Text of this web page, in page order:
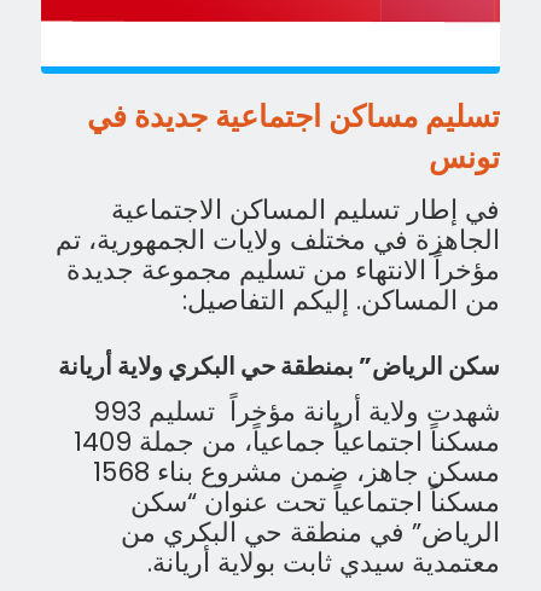
تسليم مساكن اجتماعية جديدة في
تونس
في إطار تسليم المساكن الاجتماعية
الجاهزة في مختلف ولايات الجمهورية، تم
مؤخراً الانتهاء من تسليم مجموعة جديدة
من المساكن. إليكم التفاصيل:
سكن الرياض” بمنطقة حي البكري ولاية أريانة
شهدت ولاية أريانة مؤخراً تسليم 993
مسكناً اجتماعياً جماعياً، من جملة 1409
مسكن جاهز، ضمن مشروع بناء 1568
مسكناً اجتماعياً تحت عنوان “سكن
الرياض” في منطقة حي البكري من
معتمدية سيدي ثابت بولاية أريانة.